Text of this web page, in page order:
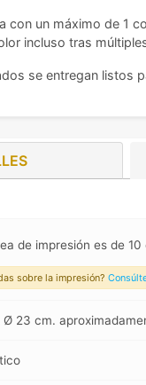
con un máximo de 1
incluso tras
se entregan listos
de impresión es de
sobre la impresión?
Ø 23 cm.